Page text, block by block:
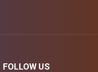
FOLLOW US